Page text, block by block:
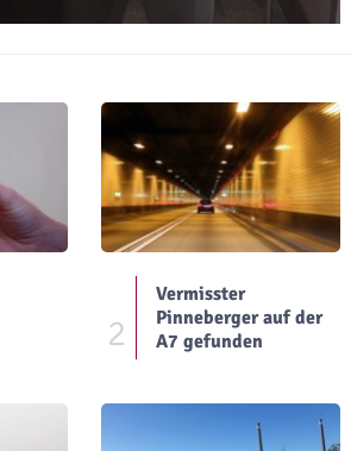
2
Vermisster
Pinneberger auf der
A7 gefunden